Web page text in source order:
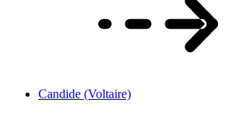
Candide (Voltaire)